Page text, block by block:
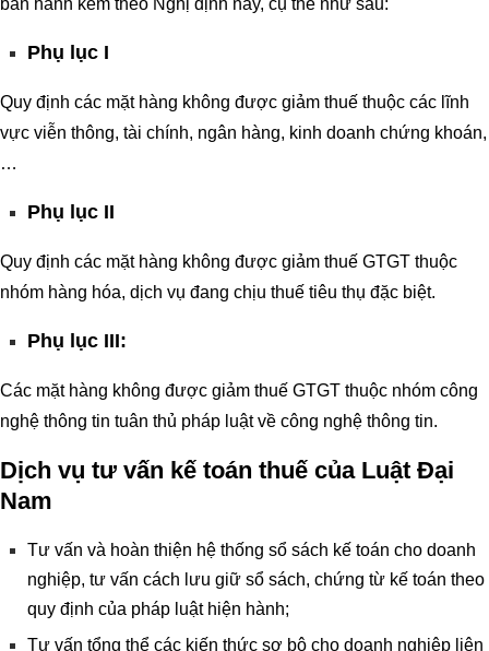
Phụ lục I
Quy định các mặt hàng không được giảm thuế thuộc các lĩnh
vực viễn thông, tài chính, ngân hàng, kinh doanh chứng khoán,
…
Phụ lục II
Quy định các mặt hàng không được giảm thuế GTGT thuộc
nhóm hàng hóa, dịch vụ đang chịu thuế tiêu thụ đặc biệt.
Phụ lục III:
Các mặt hàng không được giảm thuế GTGT thuộc nhóm công
nghệ thông tin tuân thủ pháp luật về công nghệ thông tin.
Dịch vụ tư vấn kế toán thuế của Luật Đại
Nam
Tư vấn và hoàn thiện hệ thống sổ sách kế toán cho doanh
nghiệp, tư vấn cách lưu giữ sổ sách, chứng từ kế toán theo
quy định của pháp luật hiện hành;
Tư vấn tổng thể các kiến thức sơ bộ cho doanh nghiệp liên